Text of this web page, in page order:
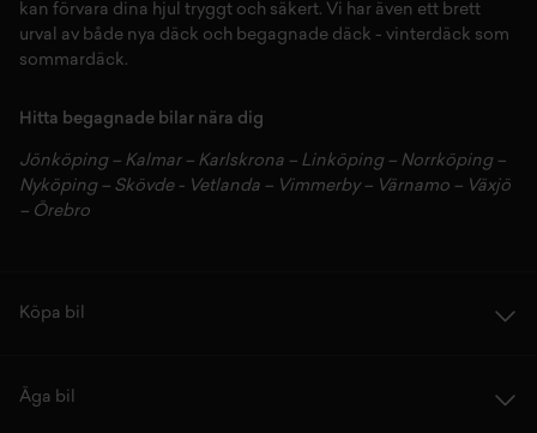
Post-collision breaking
bromssupport, fotgängar- & cykeldetektering
Thatcham larm
Matt-svarta skärmkanter och sidotrösklar
kan förvara dina hjul tryggt och säkert. Vi har även ett brett
urval av både nya däck och begagnade däck - vinterdäck som
sommardäck.
Hitta begagnade bilar nära dig
Jönköping– Kalmar – Karlskrona – Linköping– Norrköping–
Nyköping– Skövde- Vetlanda – Vimmerby– Värnamo – Växjö
– Örebro
Köpa bil
Äga bil